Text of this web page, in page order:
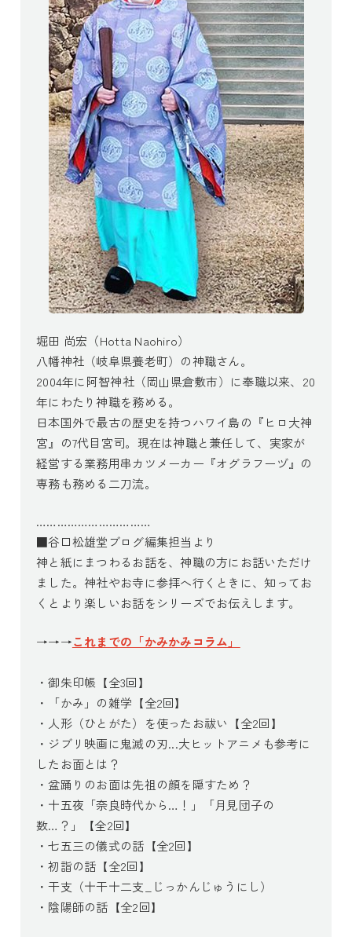
堀田 尚宏（Hotta Naohiro）
八幡神社（岐阜県養老町）の神職さん。
2004年に阿智神社（岡山県倉敷市）に奉職以来、20
年にわたり神職を務める。
日本国外で最古の歴史を持つハワイ島の『ヒロ大神
宮』の7代目宮司。現在は神職と兼任して、実家が
経営する業務用串カツメーカー『オグラフーヅ』の
専務も務める二刀流。
……………………………
■谷口松雄堂ブログ編集担当より
神と紙にまつわるお話を、神職の方にお話いただけ
ました。神社やお寺に参拝へ行くときに、知ってお
くとより楽しいお話をシリーズでお伝えします。
→→→これまでの「かみかみコラム」
・御朱印帳【全3回】
・「かみ」の雑学【全2回】
・人形（ひとがた）を使ったお祓い【全2回】
・ジブリ映画に鬼滅の刃...大ヒットアニメも参考に
したお面とは？
・盆踊りのお面は先祖の顔を隠すため？
・十五夜「奈良時代から…！」「月見団子の
数…？」【全2回】
・七五三の儀式の話【全2回】
・初詣の話【全2回】
・干支（十干十二支_じっかんじゅうにし）
・陰陽師の話【全2回】